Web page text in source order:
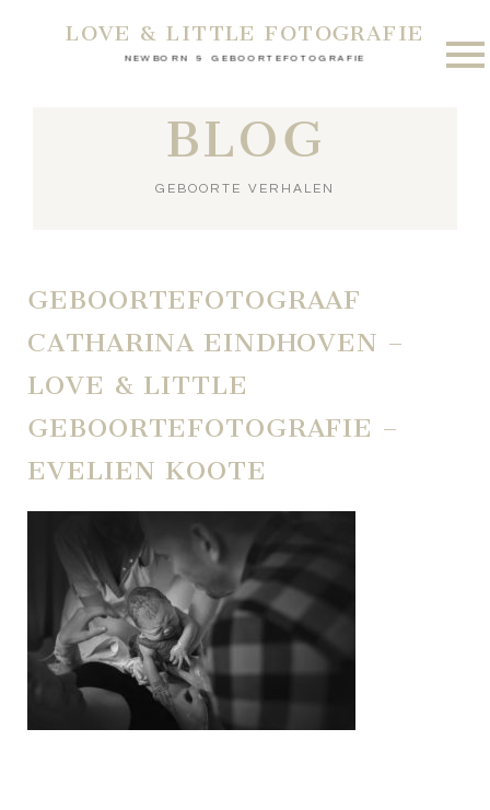
NEWBORN & GEBOORTEFOTOGRAFIE
LOVE & LITTLE FOTOGRAFIE
BLOG
GEBOORTE VERHALEN
GEBOORTEFOTOGRAAF
CATHARINA EINDHOVEN –
LOVE & LITTLE
GEBOORTEFOTOGRAFIE –
EVELIEN KOOTE